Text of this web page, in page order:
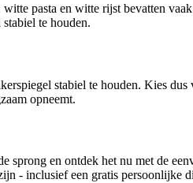
pasta en witte rijst bevatten
te houden.
stabiel te houden. Kies
opneemt.
sprong en ontdek het nu met de
- inclusief een gratis persoonlijke